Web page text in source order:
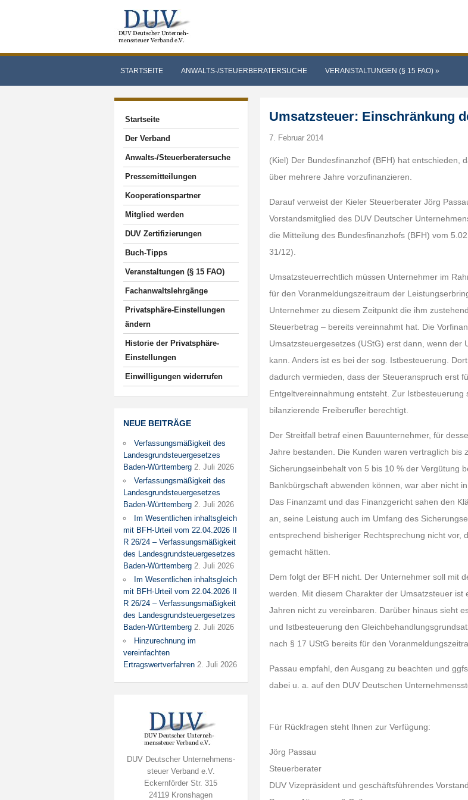
STARTSEITE ANWALTS-/STEUERBERATERSUCHE VERANSTALTUNGEN (§ 15 FAO) »
Startseite
Der Verband
Anwalts-/Steuerberatersuche
Pressemitteilungen
Kooperationspartner
Mitglied werden
DUV Zertifizierungen
Buch-Tipps
Veranstaltungen (§ 15 FAO)
Fachanwaltslehrgänge
Privatsphäre-Einstellungen
ändern
Historie der Privatsphäre-
Einstellungen
Einwilligungen widerrufen
NEUE BEITRÄGE
Verfassungsmäßigkeit des
Landesgrundsteuergesetzes
Baden-Württemberg 2. Juli 2026
Verfassungsmäßigkeit des
Landesgrundsteuergesetzes
Baden-Württemberg 2. Juli 2026
Im Wesentlichen inhaltsgleich
mit BFH-Urteil vom 22.04.2026 II
R 26/24 – Verfassungsmäßigkeit
des Landesgrundsteuergesetzes
Baden-Württemberg 2. Juli 2026
Im Wesentlichen inhaltsgleich
mit BFH-Urteil vom 22.04.2026 II
R 26/24 – Verfassungsmäßigkeit
des Landesgrundsteuergesetzes
Baden-Württemberg 2. Juli 2026
Hinzurechnung im
vereinfachten
Ertragswertverfahren 2. Juli 2026
DUV Deutscher Unternehmens-
steuer Verband e.V.
Eckernförder Str. 315
24119 Kronshagen
Umsatzsteuer: Einschränkung
7. Februar 2014
(Kiel) Der Bundesfinanzhof (BFH) hat entschieden,
über mehrere Jahre vorzufinanzieren.
Darauf verweist der Kieler Steuerberater Jörg
Vorstandsmitglied des DUV Deutscher
die Mitteilung des Bundesfinanzhofs (BFH) vom
31/12).
Umsatzsteuerrechtlich müssen Unternehmer im
für den Voranmeldungszeitraum der
Unternehmer zu diesem Zeitpunkt die ihm
Steuerbetrag – bereits vereinnahmt hat. Die
Umsatzsteuergesetzes (UStG) erst dann, wenn
kann. Anders ist es bei der sog. Istbesteuerung.
dadurch vermieden, dass der Steueranspruch erst
Entgeltvereinnahmung entsteht. Zur
bilanzierende Freiberufler berechtigt.
Der Streitfall betraf einen Bauunternehmer, für
Jahre bestanden. Die Kunden waren vertraglich bis
Sicherungseinbehalt von 5 bis 10 % der Vergütung
Bankbürgschaft abwenden können, war aber nicht
Das Finanzamt und das Finanzgericht sahen den
an, seine Leistung auch im Umfang des
entsprechend bisheriger Rechtsprechung nicht vor,
gemacht hätten.
Dem folgt der BFH nicht. Der Unternehmer soll mit
werden. Mit diesem Charakter der Umsatzsteuer
Jahren nicht zu vereinbaren. Darüber hinaus sieht
und Istbesteuerung den
nach § 17 UStG bereits für den
Passau empfahl, den Ausgang zu beachten und
dabei u. a. auf den DUV Deutschen
Für Rückfragen steht Ihnen zur Verfügung:
Jörg Passau
Steuerberater
DUV Vizepräsident und geschäftsführendes